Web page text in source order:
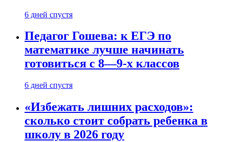
6 дней спустя
Педагог Гошева: к ЕГЭ по
математике лучше начинать
готовиться с 8—9-х классов
6 дней спустя
«Избежать лишних расходов»:
сколько стоит собрать ребенка в
школу в 2026 году